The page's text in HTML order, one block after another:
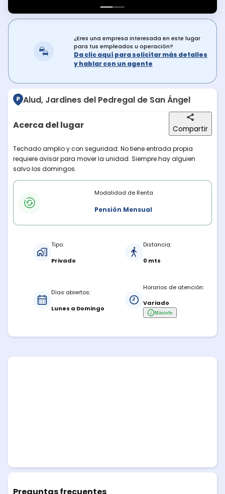
¿Eres una empresa interesada en este lugar
para tus empleados u operación?
Da clic aquí para solicitar más detalles
y hablar con un agente
Alud, Jardines del Pedregal de San Ángel
Acerca del lugar Compartir
Descripción del lugar
Techado amplio y con seguridad. No tiene entrada propia
requiere avisar para mover la unidad. Siempre hay alguien
salvo los domingos.
Modalidades de rentaModalidad de Renta
Pensión Mensual
Tipo:
Privado
Distancia:
0 mts
Días abiertos:
Lunes a Domingo
Horarios de atención:
Variado
Másinfo